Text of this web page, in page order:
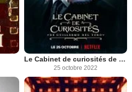
Le Cabinet de curiosités de Guillermo del Toro
25 octobre 2022